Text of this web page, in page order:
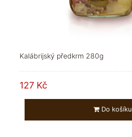
Kalábrijský předkrm 280g
127 Kč
Do košíku